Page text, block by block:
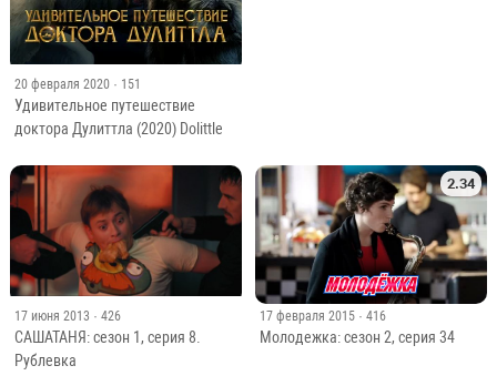
20 февраля 2020 · 151
Удивительное путешествие
доктора Дулиттла (2020) Dolittle
17 июня 2013 · 426
САШАТАНЯ: сезон 1, серия 8.
Рублевка
2.34
17 февраля 2015 · 416
Молодежка: сезон 2, серия 34